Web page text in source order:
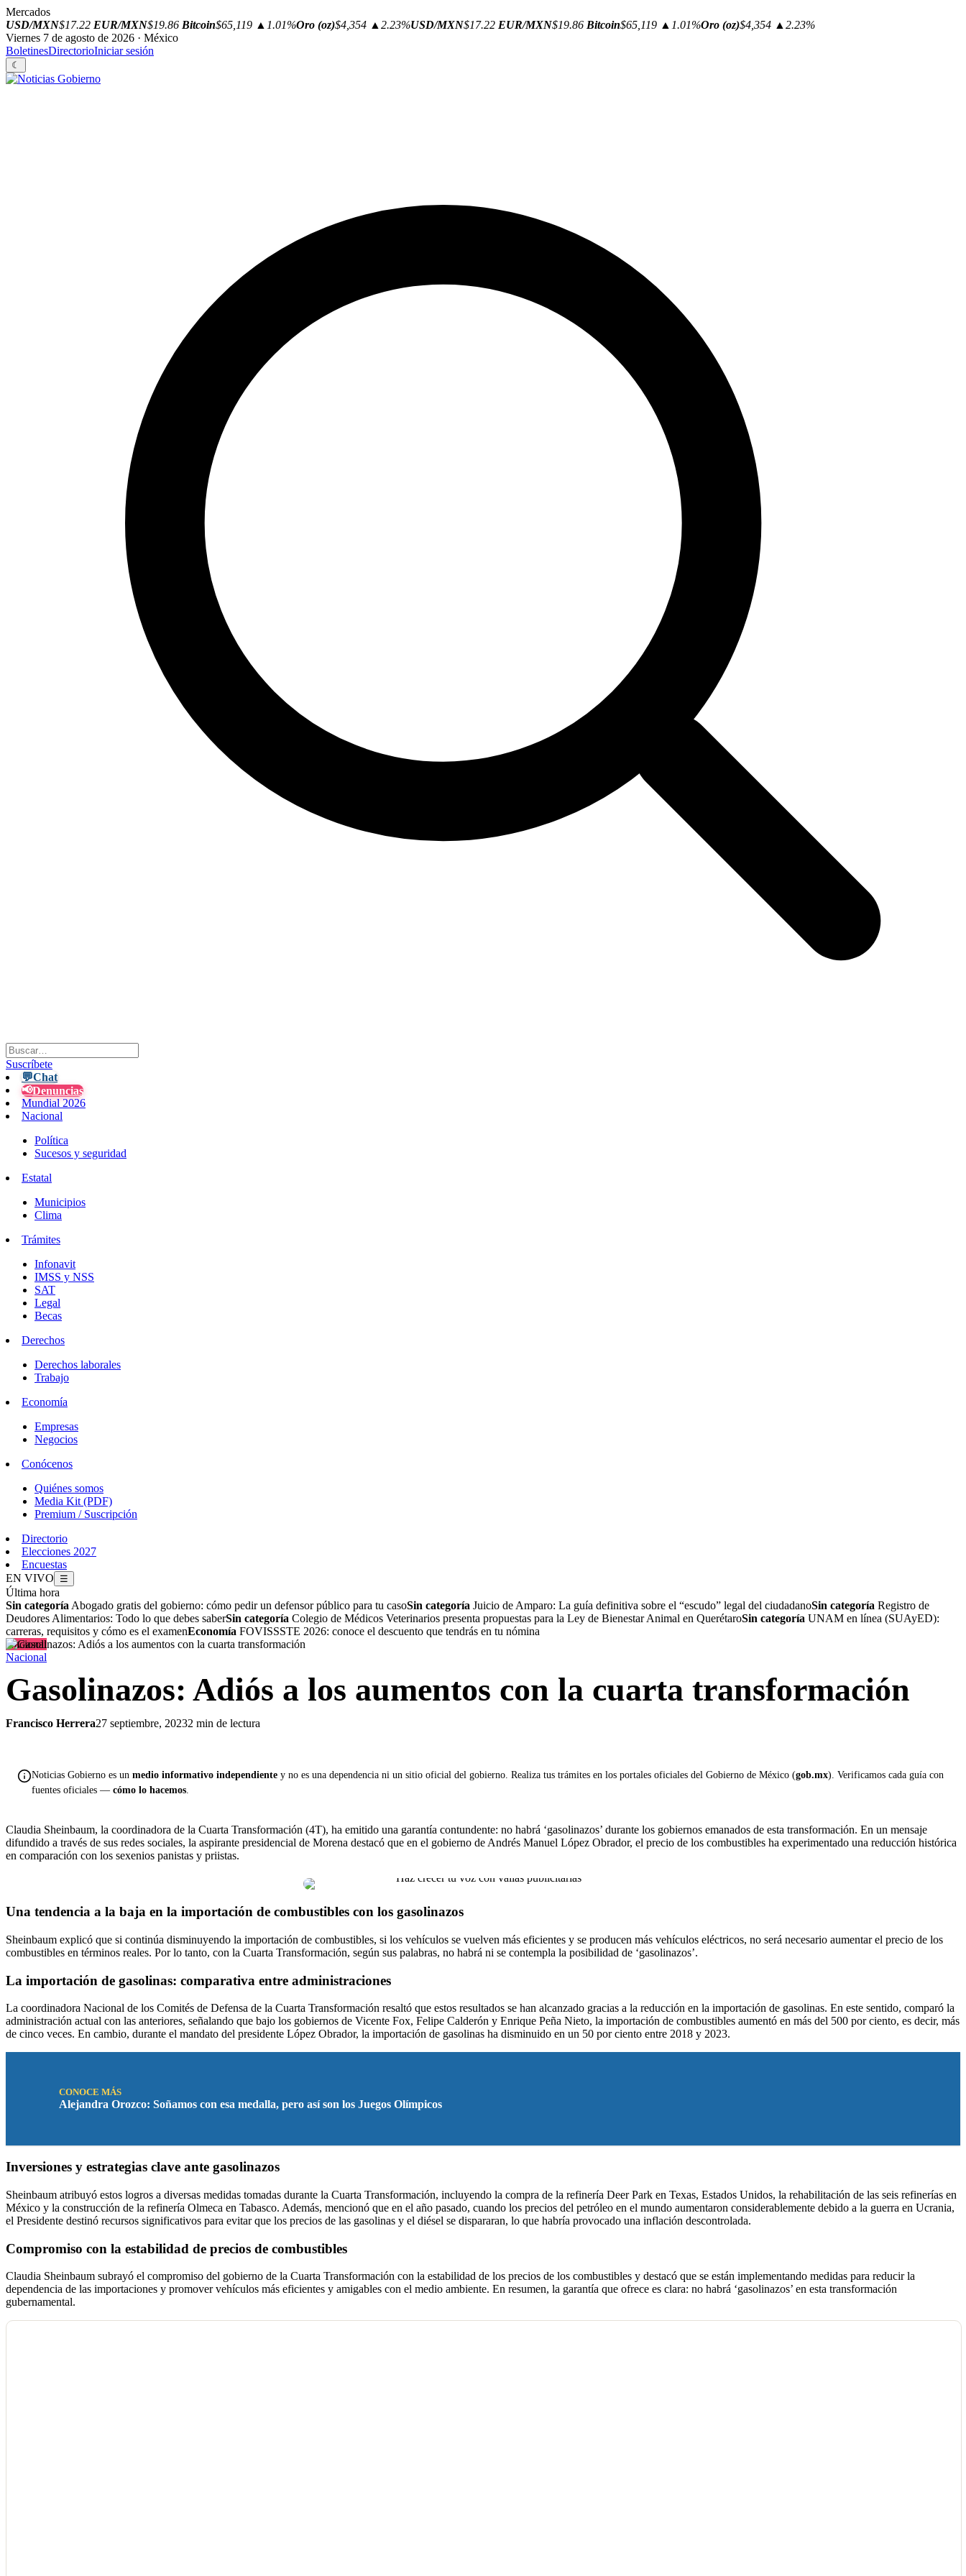
Mercados
USD/MXN$17.22 EUR/MXN$19.86 Bitcoin$65,119 ▲1.01%Oro (oz)$4,354 ▲2.23%USD/MXN$17.22 EUR/MXN$19.86 Bitcoin$65,119 ▲1.01%Oro (oz)$4,354 ▲2.23%
Viernes 7 de agosto de 2026 · México
BoletinesDirectorioIniciar sesión
☾
Suscríbete
💬Chat
📢Denuncias
Mundial 2026
Nacional
Política
Sucesos y seguridad
Estatal
Municipios
Clima
Trámites
Infonavit
IMSS y NSS
SAT
Legal
Becas
Derechos
Derechos laborales
Trabajo
Economía
Empresas
Negocios
Conócenos
Quiénes somos
Media Kit (PDF)
Premium / Suscripción
Directorio
Elecciones 2027
Encuestas
EN VIVO
☰
Última hora
Sin categoría Abogado gratis del gobierno: cómo pedir un defensor público para tu casoSin categoría Juicio de Amparo: La guía definitiva sobre el “escudo” legal del ciudadanoSin categoría Registro de
Deudores Alimentarios: Todo lo que debes saberSin categoría Colegio de Médicos Veterinarios presenta propuestas para la Ley de Bienestar Animal en QuerétaroSin categoría UNAM en línea (SUAyED):
carreras, requisitos y cómo es el examenEconomía FOVISSSTE 2026: conoce el descuento que tendrás en tu nómina
Nacional
Nacional
Gasolinazos: Adiós a los aumentos con la cuarta transformación
Francisco Herrera27 septiembre, 20232 min de lectura
Noticias Gobierno es un medio informativo independiente y no es una dependencia ni un sitio oficial del gobierno. Realiza tus trámites en los portales oficiales del Gobierno de México (gob.mx). Verificamos cada guía con
fuentes oficiales — cómo lo hacemos.
Claudia Sheinbaum, la coordinadora de la Cuarta Transformación (4T), ha emitido una garantía contundente: no habrá ‘gasolinazos’ durante los gobiernos emanados de esta transformación. En un mensaje
difundido a través de sus redes sociales, la aspirante presidencial de Morena destacó que en el gobierno de Andrés Manuel López Obrador, el precio de los combustibles ha experimentado una reducción histórica
en comparación con los sexenios panistas y priistas.
Una tendencia a la baja en la importación de combustibles con los gasolinazos
Sheinbaum explicó que si continúa disminuyendo la importación de combustibles, si los vehículos se vuelven más eficientes y se producen más vehículos eléctricos, no será necesario aumentar el precio de los
combustibles en términos reales. Por lo tanto, con la Cuarta Transformación, según sus palabras, no habrá ni se contempla la posibilidad de ‘gasolinazos’.
La importación de gasolinas: comparativa entre administraciones
La coordinadora Nacional de los Comités de Defensa de la Cuarta Transformación resaltó que estos resultados se han alcanzado gracias a la reducción en la importación de gasolinas. En este sentido, comparó la
administración actual con las anteriores, señalando que bajo los gobiernos de Vicente Fox, Felipe Calderón y Enrique Peña Nieto, la importación de combustibles aumentó en más del 500 por ciento, es decir, más
de cinco veces. En cambio, durante el mandato del presidente López Obrador, la importación de gasolinas ha disminuido en un 50 por ciento entre 2018 y 2023.
CONOCE MÁS
Alejandra Orozco: Soñamos con esa medalla, pero así son los Juegos Olímpicos
Inversiones y estrategias clave ante gasolinazos
Sheinbaum atribuyó estos logros a diversas medidas tomadas durante la Cuarta Transformación, incluyendo la compra de la refinería Deer Park en Texas, Estados Unidos, la rehabilitación de las seis refinerías en
México y la construcción de la refinería Olmeca en Tabasco. Además, mencionó que en el año pasado, cuando los precios del petróleo en el mundo aumentaron considerablemente debido a la guerra en Ucrania,
el Presidente destinó recursos significativos para evitar que los precios de las gasolinas y el diésel se dispararan, lo que habría provocado una inflación descontrolada.
Compromiso con la estabilidad de precios de combustibles
Claudia Sheinbaum subrayó el compromiso del gobierno de la Cuarta Transformación con la estabilidad de los precios de los combustibles y destacó que se están implementando medidas para reducir la
dependencia de las importaciones y promover vehículos más eficientes y amigables con el medio ambiente. En resumen, la garantía que ofrece es clara: no habrá ‘gasolinazos’ en esta transformación
gubernamental.